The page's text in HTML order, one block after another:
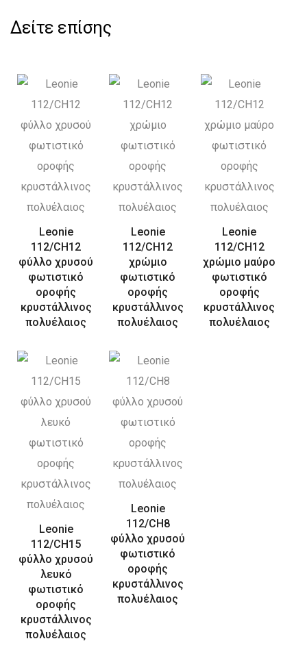
Δείτε επίσης
Leonie
112/CH12
φύλλο χρυσού
φωτιστικό
οροφής
κρυστάλλινος
πολυέλαιος
Leonie
112/CH12
χρώμιο
φωτιστικό
οροφής
κρυστάλλινος
πολυέλαιος
Leonie
112/CH12
χρώμιο μαύρο
φωτιστικό
οροφής
κρυστάλλινος
πολυέλαιος
Leonie
112/CH15
φύλλο χρυσού
λευκό
φωτιστικό
οροφής
κρυστάλλινος
πολυέλαιος
Leonie
112/CH8
φύλλο χρυσού
φωτιστικό
οροφής
κρυστάλλινος
πολυέλαιος